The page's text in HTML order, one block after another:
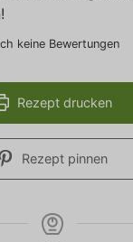
keine Bewertungen
Rezept drucken
Rezept pinnen